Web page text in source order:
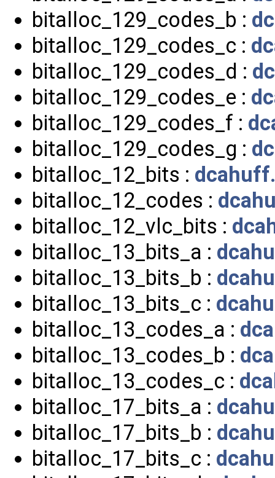
bitalloc_129_codes_b :
bitalloc_129_codes_c :
bitalloc_129_codes_d :
bitalloc_129_codes_e :
bitalloc_129_codes_f :
bitalloc_129_codes_g :
bitalloc_12_bits :
bitalloc_12_codes :
bitalloc_12_vlc_bits :
bitalloc_13_bits_a :
bitalloc_13_bits_b :
bitalloc_13_bits_c :
bitalloc_13_codes_a :
bitalloc_13_codes_b :
bitalloc_13_codes_c :
bitalloc_17_bits_a :
bitalloc_17_bits_b :
bitalloc_17_bits_c :